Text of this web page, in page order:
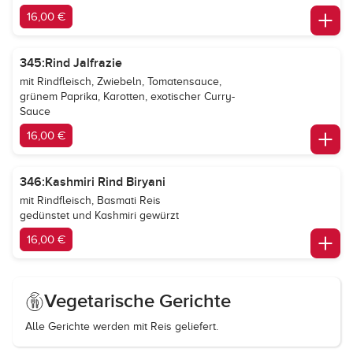
16,00 €
345:Rind Jalfrazie
mit Rindfleisch, Zwiebeln, Tomatensauce,
grünem Paprika, Karotten, exotischer Curry-
Sauce
16,00 €
346:Kashmiri Rind Biryani
mit Rindfleisch, Basmati Reis
gedünstet und Kashmiri gewürzt
16,00 €
Vegetarische Gerichte
Alle Gerichte werden mit Reis geliefert.